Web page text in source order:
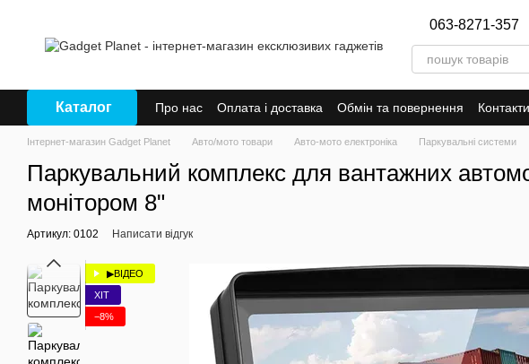
063-8271-357
Каталог Про нас Оплата і доставка Обмін та повернення Контакти
Інтернет-магазин Gadget Planet Авто/мото товари Авто-мото електроніка Паркувальні системи
Паркувальний комплекс для вантажних
монітором 8"
Артикул: 0102 Написати відгук
▶ВІДЕО
ХІТ
−8%